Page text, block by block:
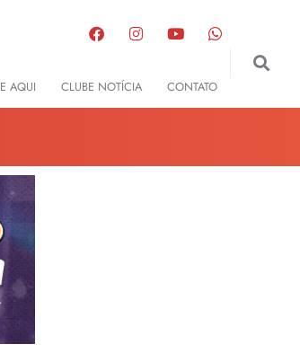
AQUI CLUBE NOTÍCIA CONTATO